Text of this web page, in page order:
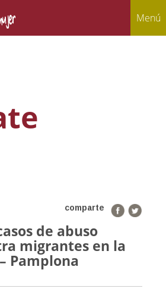
Menú
comparte
de abuso
migrantes en la
Pamplona